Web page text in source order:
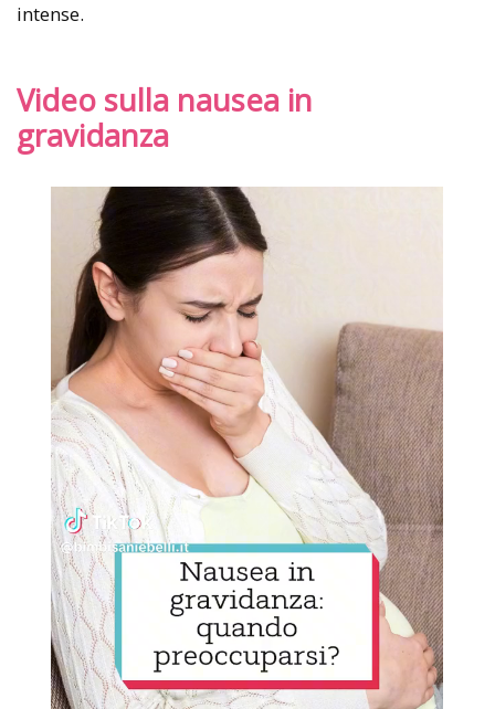
intense.
Video sulla nausea in
gravidanza